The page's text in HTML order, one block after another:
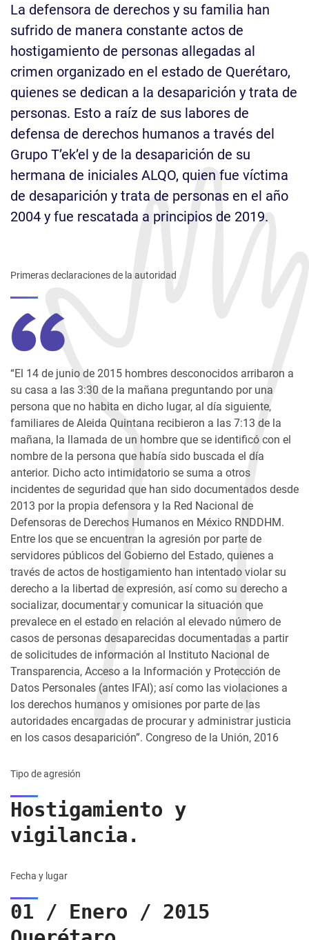
La defensora de derechos y su familia han
sufrido de manera constante actos de
hostigamiento de personas allegadas al
crimen organizado en el estado de Querétaro,
quienes se dedican a la desaparición y trata de
personas. Esto a raíz de sus labores de
defensa de derechos humanos a través del
Grupo T’ek’el y de la desaparición de su
hermana de iniciales ALQO, quien fue víctima
de desaparición y trata de personas en el año
2004 y fue rescatada a principios de 2019.
Primeras declaraciones de la autoridad
“El 14 de junio de 2015 hombres desconocidos arribaron a
su casa a las 3:30 de la mañana preguntando por una
persona que no habita en dicho lugar, al día siguiente,
familiares de Aleida Quintana recibieron a las 7:13 de la
mañana, la llamada de un hombre que se identificó con el
nombre de la persona que había sido buscada el día
anterior. Dicho acto intimidatorio se suma a otros
incidentes de seguridad que han sido documentados desde
2013 por la propia defensora y la Red Nacional de
Defensoras de Derechos Humanos en México RNDDHM.
Entre los que se encuentran la agresión por parte de
servidores públicos del Gobierno del Estado, quienes a
través de actos de hostigamiento han intentado violar su
derecho a la libertad de expresión, así como su derecho a
socializar, documentar y comunicar la situación que
prevalece en el estado en relación al elevado número de
casos de personas desaparecidas documentadas a partir
de solicitudes de información al Instituto Nacional de
Transparencia, Acceso a la Información y Protección de
Datos Personales (antes IFAI); así como las violaciones a
los derechos humanos y omisiones por parte de las
autoridades encargadas de procurar y administrar justicia
en los casos desaparición”. Congreso de la Unión, 2016
Tipo de agresión
Hostigamiento y
vigilancia.
Fecha y lugar
01 / Enero / 2015